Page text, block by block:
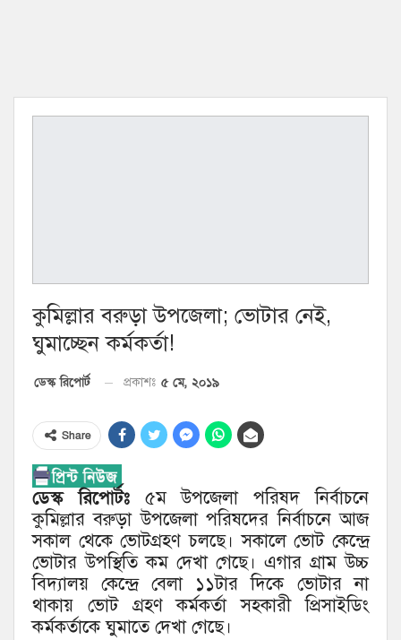
কুমিল্লার বরুড়া উপজেলা; ভোটার নেই,
ঘুমাচ্ছেন কর্মকর্তা!
ডেস্ক রিপোর্ট প্রকাশঃ ৫ মে, ২০১৯
Share
ডেস্ক রিপোর্টঃ৫ম উপজেলা পরিষদ নির্বাচনে
কুমিল্লার বরুড়া উপজেলা পরিষদের নির্বাচনে আজ
সকাল থেকে ভোটগ্রহণ চলছে। সকালে ভোট কেন্দ্রে
ভোটার উপস্থিতি কম দেখা গেছে। এগার গ্রাম উচ্চ
বিদ্যালয় কেন্দ্রে বেলা ১১টার দিকে ভোটার না
থাকায় ভোট গ্রহণ কর্মকর্তা সহকারী প্রিসাইডিং
কর্মকর্তাকে ঘুমাতে দেখা গেছে।